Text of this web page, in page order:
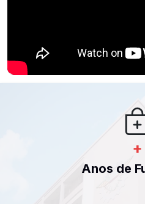
+
Anos de